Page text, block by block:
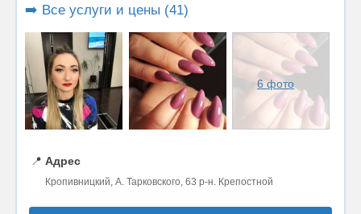
➡️ Все услуги и цены (41)
6 фото
📍 Адрес
Кропивницкий, А. Тарковского, 63 р-н. Крепостной